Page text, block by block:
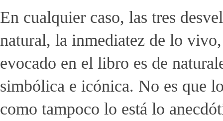
En cualquier caso, las tres
natural, la inmediatez de lo
evocado en el libro es de
simbólica e icónica. No es que
como tampoco lo está lo